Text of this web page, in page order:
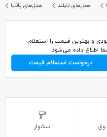
هتل‌های تایلند هتل‌های پاتایا
و بهترین قیمت را استعلام
اطلاع داده می‌شود.
درخواست استعلام قیمت
سشوار